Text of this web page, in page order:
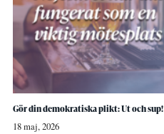
Gör din demokratiska plikt: Ut och sup!
18 maj, 2026